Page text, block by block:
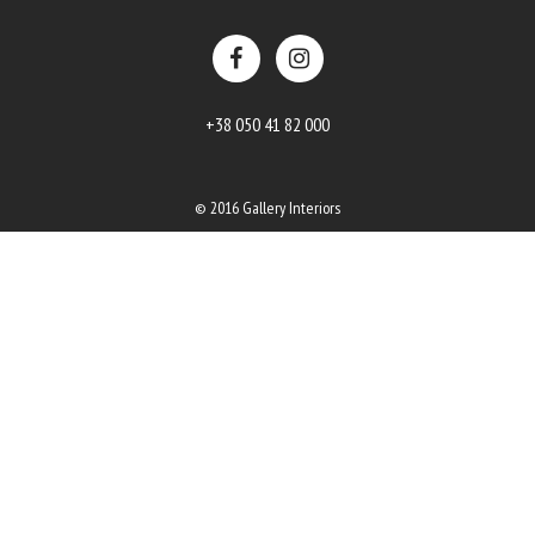
+38 050 41 82 000
© 2016 Gallery Interiors